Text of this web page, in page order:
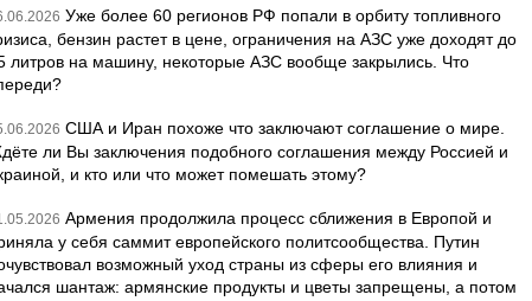
Уже более 60 регионов РФ попали в орбиту топливного
бензин растет в цене, ограничения на АЗС уже доходят до
литров на машину, некоторые АЗС вообще закрылись. Что
США и Иран похоже что заключают соглашение о мире.
ли Вы заключения подобного соглашения между Россией и
и кто или что может помешать этому?
Армения продолжила процесс сближения в Европой и
у себя саммит европейского политсообщества. Путин
возможный уход страны из сферы его влияния и
шантаж: армянские продукты и цветы запрещены, а потом